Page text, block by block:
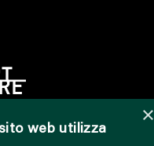
×
web utilizza